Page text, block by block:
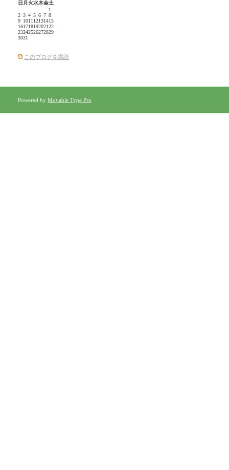
日 月 火水木金土
1
2 3 4 5 6 7 8
9 1011 12131415
16171819202122
23242526272829
3031
このブログを購読
Powered by Movable Type Pro